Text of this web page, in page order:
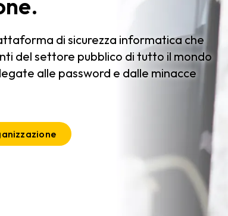
di sicurezza informatica che
del settore pubblico di tutto il mondo
alle password e dalle minacce